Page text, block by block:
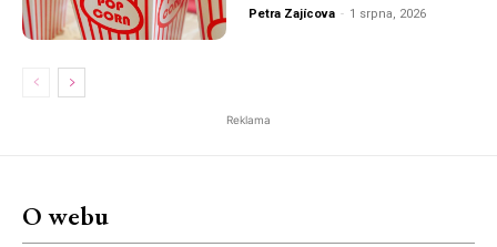
Petra Zajícova - 1 srpna, 2026
Reklama
O webu